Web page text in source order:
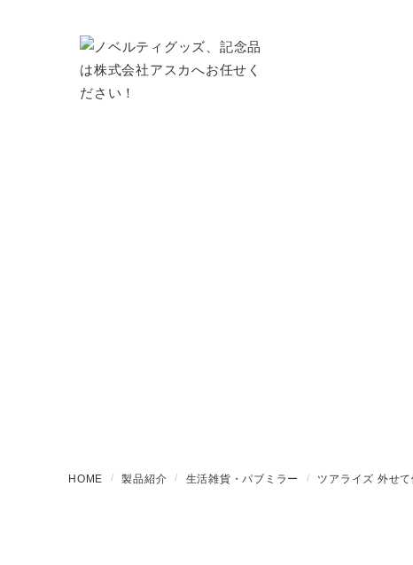
HOME 製品紹介 生活雑貨・パブミラー ツアライズ 外せ